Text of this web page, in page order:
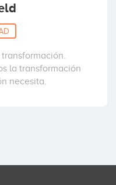
la transformación
necesita.